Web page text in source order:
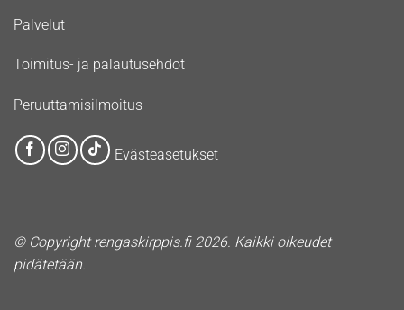
Palvelut
Toimitus- ja palautusehdot
Peruuttamisilmoitus
Evästeasetukset
© Copyright rengaskirppis.fi 2026. Kaikki oikeudet
pidätetään.